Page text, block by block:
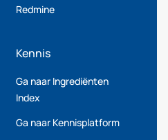
Redmine
Kennis
Ga naar Ingrediënten
Index
Ga naar Kennisplatform